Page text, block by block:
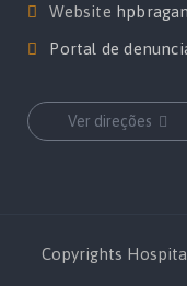
Website
Portal de
Ver direções
Copyrights